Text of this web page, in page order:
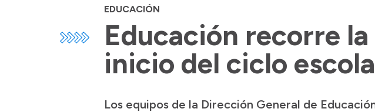
EDUCACIÓN
Educación recorre
inicio del ciclo
Los equipos de la Dirección General de